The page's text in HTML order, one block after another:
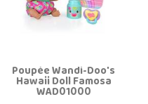
Poupée Wandi-Doo's
Hawaii Doll Famosa
WAD01000